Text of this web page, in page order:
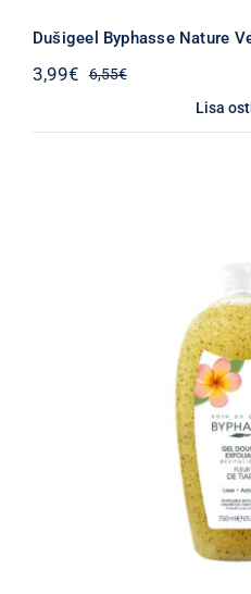
Dušigeel Byphasse Nature
6,55€Algne
oli:
3,99€
Praegune
on:
Lisa